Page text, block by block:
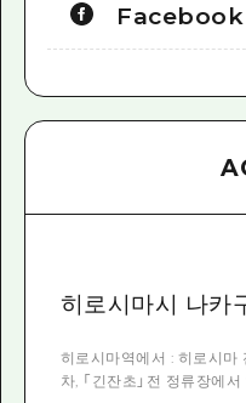
Facebook
히로시마시 나카
히로시마역에서 : 히로시마
차, 「긴잔초」전 정류장에